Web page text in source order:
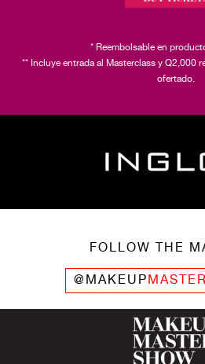
* Reembolsable en
** Incluye entrada al Masterclass y Q2,000
ofertado.
FOLLOW THE
@MAKEUPMASTER